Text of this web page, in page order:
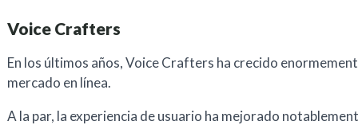
Voice Crafters
En los últimos años, Voice Crafters ha crecido
mercado en línea.
A la par, la experiencia de usuario ha mejorado